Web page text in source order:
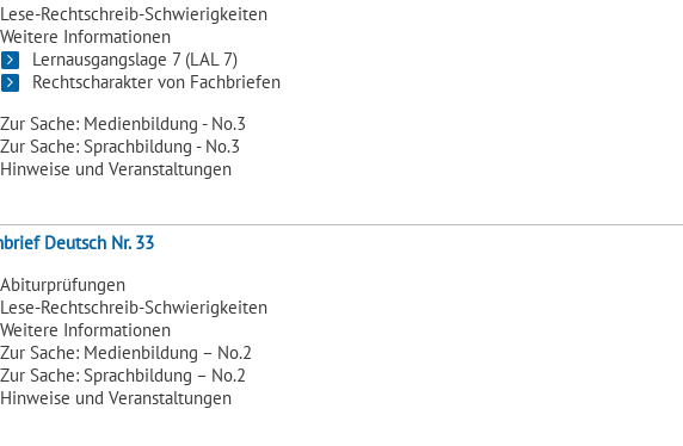
Lese-Rechtschreib-Schwierigkeiten
Weitere Informationen
Lernausgangslage 7 (LAL 7)
Rechtscharakter von Fachbriefen
Zur Sache: Medienbildung - No.3
Zur Sache: Sprachbildung - No.3
Hinweise und Veranstaltungen
Deutsch Nr. 33
Abiturprüfungen
Lese-Rechtschreib-Schwierigkeiten
Weitere Informationen
Zur Sache: Medienbildung – No.2
Zur Sache: Sprachbildung – No.2
Hinweise und Veranstaltungen